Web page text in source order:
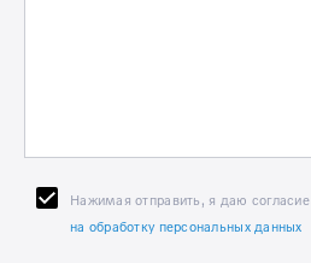
Нажимая отправить, я даю согласие
на обработку персональных данных